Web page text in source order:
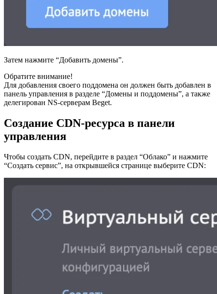
Затем нажмите “Добавить домены”.
Обратите внимание!
Для добавления своего поддомена он должен быть добавлен в
панель управления в разделе “Домены и поддомены”, а также
делегирован NS-серверам Beget.
Создание CDN-ресурса в панели
управления
Чтобы создать CDN, перейдите в раздел “Облако” и нажмите
“Создать сервис”, на открывшейся странице выберите CDN: